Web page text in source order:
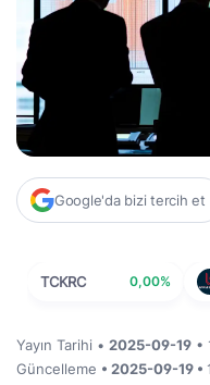
Google'da bizi tercih et
TCKRC 0,00%
Yayın Tarihi • 2025-09-19 •
Güncelleme • 2025-09-19 •